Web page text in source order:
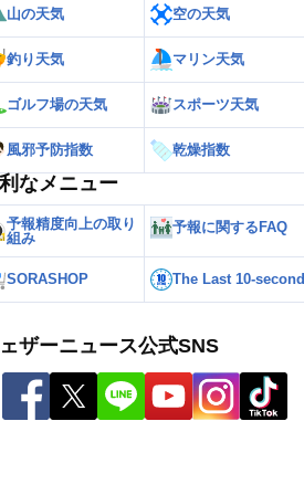
山の天気 空の天気
釣り天気 マリン天気
ゴルフ場の天気 スポーツ天気
風邪予防指数 乾燥指数
なメニュー
予報精度向上の取り
組み
予報に関するFAQ
SORASHOP The Last 10-second
ザーニュース公式SNS